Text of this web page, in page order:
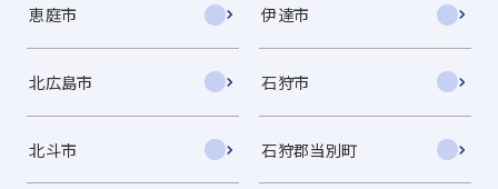
恵庭市 伊達市
北広島市 石狩市
北斗市 石狩郡当別町